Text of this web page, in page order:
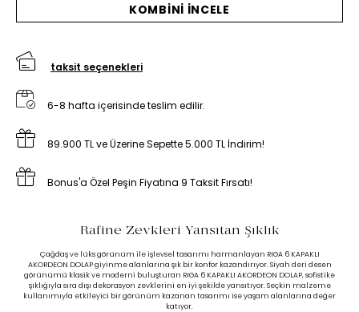
KOMBİNİ İNCELE
taksit seçenekleri
6-8 hafta içerisinde teslim edilir.
89.900 TL ve Üzerine Sepette 5.000 TL İndirim!
Bonus'a Özel Peşin Fiyatına 9 Taksit Fırsatı!
Rafine Zevkleri Yansıtan Şıklık
Çağdaş ve lüks görünüm ile işlevsel tasarımı harmanlayan RIGA 6 KAPAKLI
AKORDEON DOLAP giyinme alanlarına şık bir konfor kazandırıyor. Siyah deri desen
görünümü klasik ve moderni buluşturan RIGA 6 KAPAKLI AKORDEON DOLAP, sofistike
şıklığıyla sıra dışı dekorasyon zevklerini en iyi şekilde yansıtıyor. Seçkin malzeme
kullanımıyla etkileyici bir görünüm kazanan tasarımı ise yaşam alanlarına değer
katıyor.